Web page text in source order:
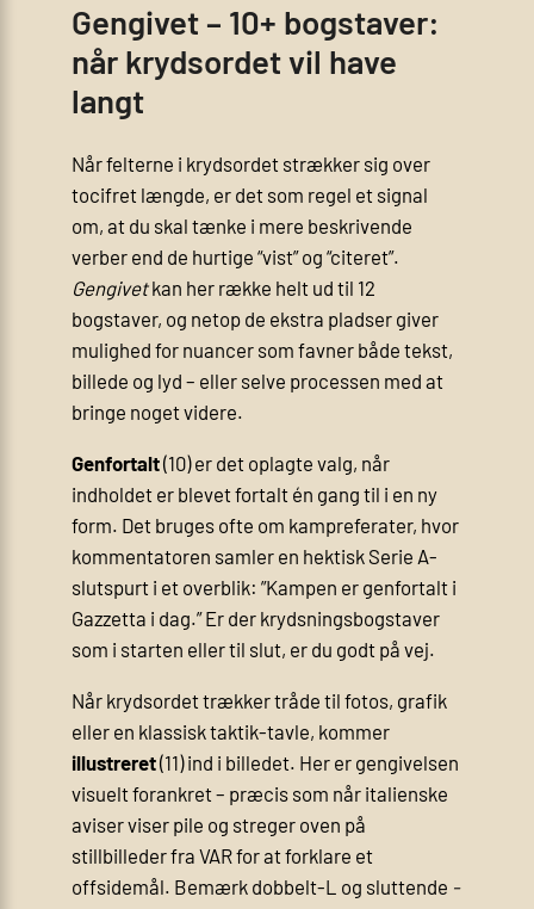
Gengivet – 10+ bogstaver:
når krydsordet vil have
langt
Når felterne i krydsordet strækker sig over
tocifret længde, er det som regel et signal
om, at du skal tænke i mere beskrivende
verber end de hurtige “vist” og “citeret”.
Gengivetkan her række helt ud til 12
bogstaver, og netop de ekstra pladser giver
mulighed for nuancer som favner både tekst,
billede og lyd – eller selve processen med at
bringe noget videre.
Genfortalt(10) er det oplagte valg, når
indholdet er blevet fortalt én gang til i en ny
form. Det bruges ofte om kampreferater, hvor
kommentatoren samler en hektisk Serie A-
slutspurt i et overblik: ”Kampen er genfortalt i
Gazzetta i dag.” Er der krydsningsbogstaver
som i starten ellertil slut, er du godt på vej.
Når krydsordet trækker tråde til fotos, grafik
eller en klassisk taktik-tavle, kommer
illustreret(11) ind i billedet. Her er gengivelsen
visuelt forankret – præcis som når italienske
aviser viser pile og streger oven på
stillbilleder fra VAR for at forklare et
offsidemål. Bemærk dobbelt-L og sluttende -